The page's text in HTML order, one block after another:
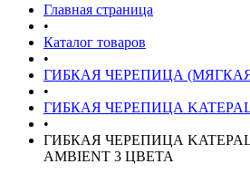
Главная страница
•
Каталог товаров
•
ГИБКАЯ ЧЕРЕПИЦА
•
ГИБКАЯ ЧЕРЕПИЦА
•
ГИБКАЯ ЧЕРЕПИЦА
AMBIENT 3 ЦВЕТА